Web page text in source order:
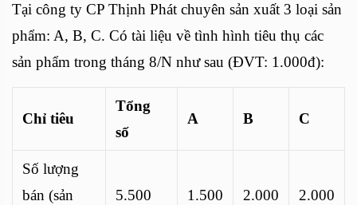
Tại công ty CP Thịnh Phát chuyên sản xuất 3 loại sản
phẩm: A, B, C. Có tài liệu về tình hình tiêu thụ các
sản phẩm trong tháng 8/N như sau (ĐVT: 1.000đ):
Chỉ tiêu
Tổng
số
A B C
Số lượng
bán (sản
5.500 1.500 2.000 2.000